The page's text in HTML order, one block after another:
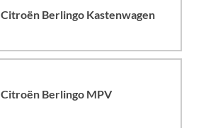
Citroën Berlingo Kastenwagen
Citroën Berlingo MPV